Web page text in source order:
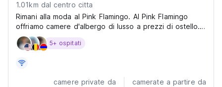
1.01km dal centro citta
Rimani alla moda al Pink Flamingo. Al Pink Flamingo
offriamo camere d'albergo di lusso a prezzi di ostello.
La nostra offerta include anche una ricca colazione
continentale.5+ ospitati
camere private da camerate a partire da